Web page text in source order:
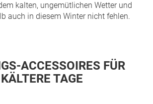
kalten, ungemütlichen Wetter und
auch in diesem Winter nicht fehlen.
ACCESSOIRES FÜR
KÄLTERE TAGE